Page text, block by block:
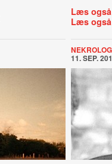
Læs
Læs
NEKROLOG
11. SEP.